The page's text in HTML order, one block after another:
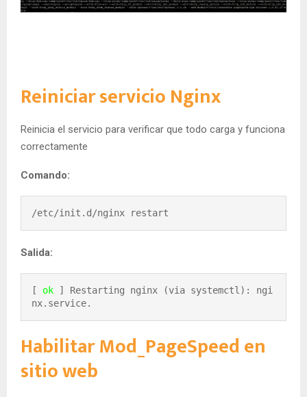
Reiniciar servicio Nginx
Reinicia el servicio para verificar que todo carga y funciona
correctamente
Comando:
/etc/init.d/nginx restart
Salida:
[ ok ] Restarting nginx (via systemctl): ngi
nx.service.
Habilitar Mod_PageSpeed en
sitio web